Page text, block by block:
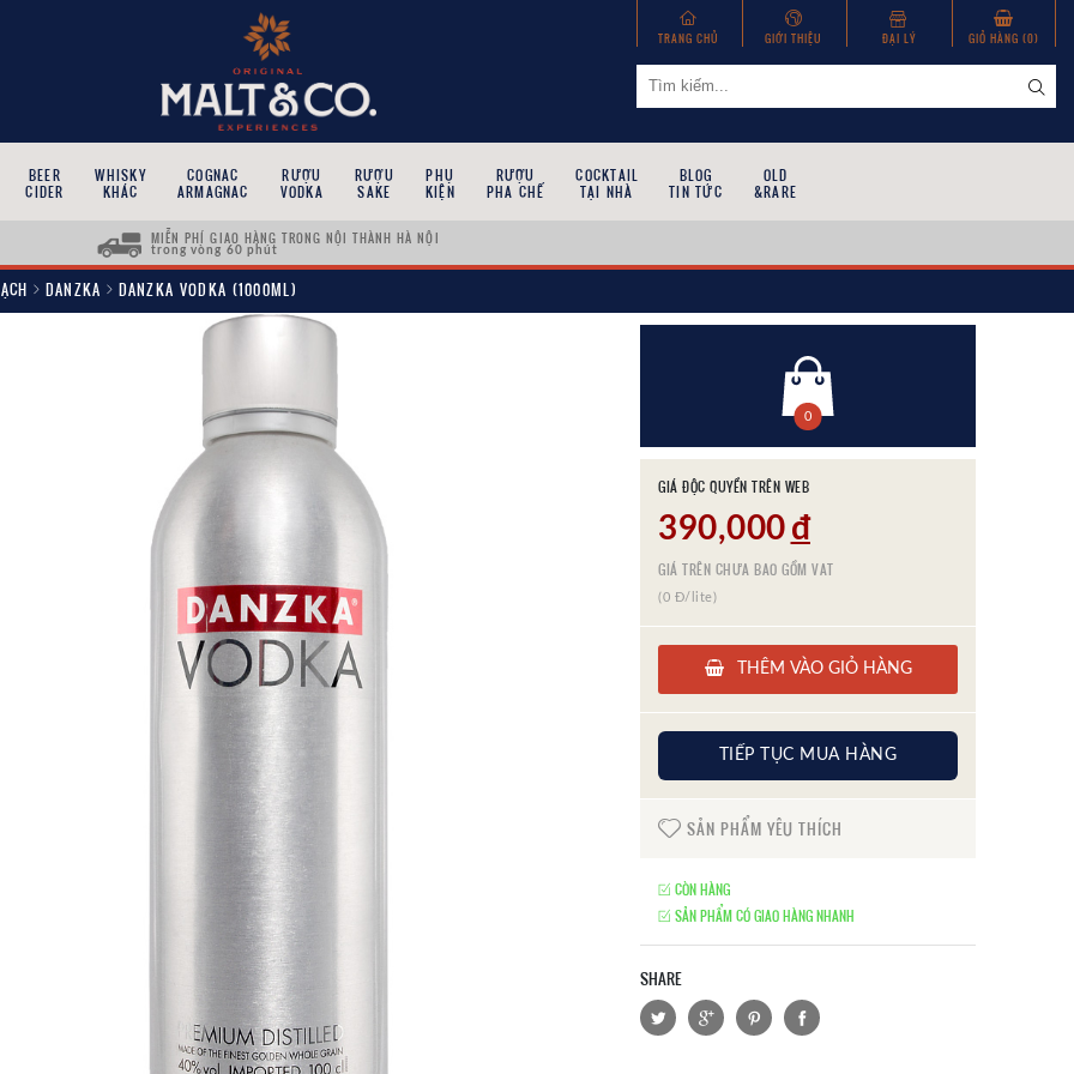
TRANG CHỦ GIỚI THIỆU ĐẠI LÝ GIỎ HÀNG (0)
BEER
CIDER
WHISKY
KHÁC
COGNAC
ARMAGNAC
RƯỢU
VODKA
RƯỢU
SAKE
PHỤ
KIỆN
RƯỢU
PHA CHẾ
COCKTAIL
TẠI NHÀ
BLOG
TIN TỨC
OLD
&RARE
MIỄN PHÍ GIAO HÀNG TRONG NỘI THÀNH HÀ NỘI
trong vòng 60 phút
DANZKA DANZKA VODKA (1000ML)
0
GIÁ ĐỘC QUYỀN TRÊN WEB
390,000 đ
GIÁ TRÊN CHƯA BAO GỒM VAT
(0 Đ/lite)
THÊM VÀO GIỎ HÀNG
TIẾP TỤC MUA HÀNG
SẢN PHẨM YÊU THÍCH
CÒN HÀNG
SẢN PHẨM CÓ GIAO HÀNG NHANH
SHARE